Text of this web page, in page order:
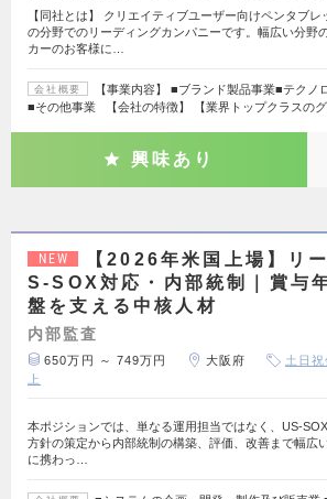
【同社とは】 クリエイティブユーザー向けペンタブレ
の分野でのリーディングカンパニーです。幅広い分野
カーのお客様に…
会社概要
【事業内容】 ■ブランド製品事業■テクノ
■その他事業 【会社の特徴】 【業界トップクラスの
興味あり
NEW
【2026年米国上場】リ
S-SOX対応・内部統制｜賞与
盤を支える中核人材
内部監査
650万円 ～ 749万円 大阪府 土日祝
上
本ポジションでは、単なる運用担当ではなく、US-
方針の策定から内部統制の構築、評価、改善まで幅広
に携わっ…